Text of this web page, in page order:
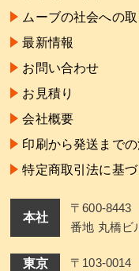
ムーブの社会への
最新情報
お問い合わせ
お見積り
会社概要
印刷から発送まで
特定商取引法に基
本社
〒600-8443
番地 丸橋ビ
東京 〒103-0014